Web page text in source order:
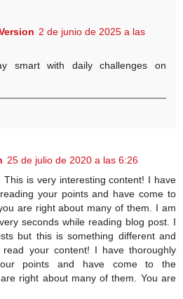
2 de junio de 2025 a las
smart with daily challenges on
25 de julio de 2020 a las 6:26
This is very interesting content! I have
your points and have come to
are right about many of them. I am
seconds while reading blog post. I
but this is something different and
read your content! I have thoroughly
points and have come to the
right about many of them. You are